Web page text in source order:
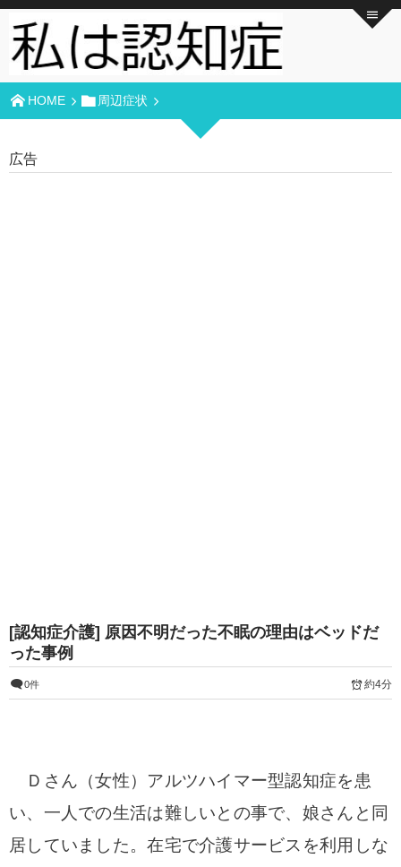
HOME 周辺症状
広告
[認知症介護] 原因不明だった不眠の理由はベッドだ
った事例
0件 約4分
Ｄさん（女性）アルツハイマー型認知症を患
い、一人での生活は難しいとの事で、娘さんと同
居していました。在宅で介護サービスを利用しな